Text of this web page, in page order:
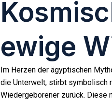
ewige
Im Herzen der ägyptischen
die Unterwelt, stirbt symbolisch
Wiedergeborener zurück. Diese